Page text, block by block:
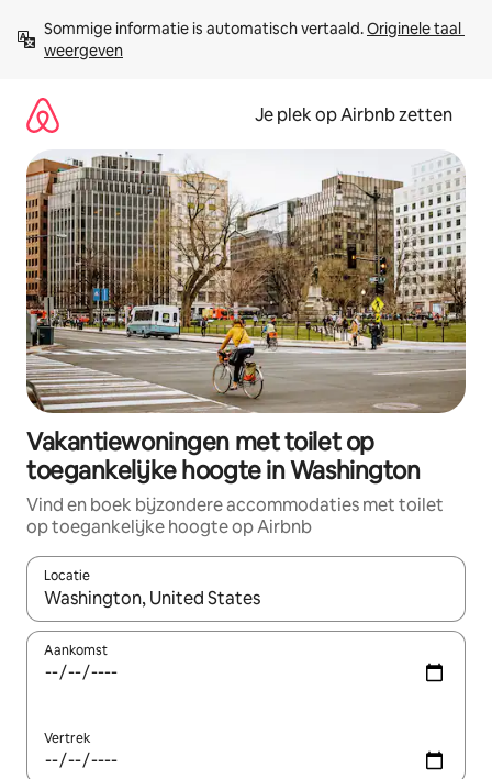
direct
naar
Sommige informatie is automatisch vertaald. Originele taal
weergeven
Je plek op Airbnb zetten
Vakantiewoningen met toilet op
toegankelijke hoogte in Washington
Vind en boek bijzondere accommodaties met toilet
op toegankelijke hoogte op Airbnb
Locatie
Wanneer er resultaten beschikbaar zijn, maak je een keuze
Aankomst
Vertrek